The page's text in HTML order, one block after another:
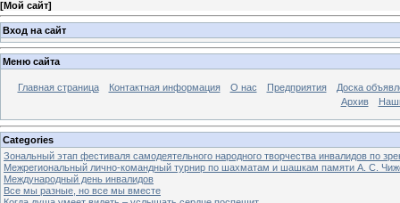
[Мой сайт]
Вход на сайт
Меню сайта
Главная страница Контактная информация О нас Предприятия
Доска
Архив
Categories
Зональный этап фестиваля самодеятельного народного творчества инвалидов по
Межрегиональный лично-командный турнир по шахматам и шашкам памяти А. С.
Международный день инвалидов
Все мы разные, но все мы вместе